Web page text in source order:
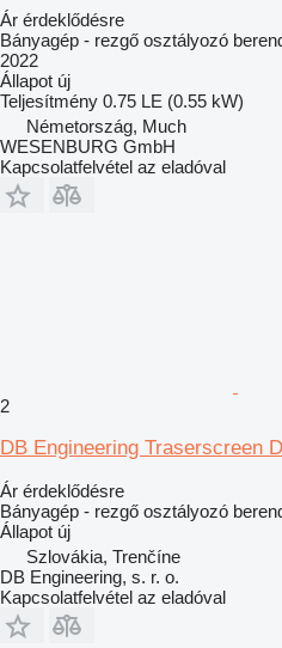
Ár érdeklődésre
Bányagép - rezgő osztályozó
2022
Állapot új
Teljesítmény 0.75 LE (0.55 kW)
Németország, Much
WESENBURG GmbH
Kapcsolatfelvétel az eladóval
2
DB Engineering Traserscreen
Ár érdeklődésre
Bányagép - rezgő osztályozó
Állapot új
Szlovákia, Trenčíne
DB Engineering, s. r. o.
Kapcsolatfelvétel az eladóval